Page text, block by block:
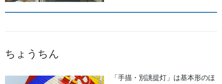
2025年7月
ちょうちん
「手描・別誂提灯」は基本形のほ